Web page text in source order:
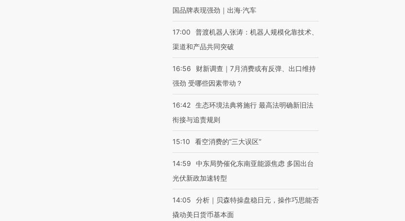
国品牌表现强劲｜出海·汽车
17:00
普渡机器人张涛：机器人规模化靠技术、
渠道和产品共同突破
16:56
财新调查｜7月消费或有反弹、出口维持
强劲 受哪些因素带动？
16:42 生态环境法典将施行 最高法明确新旧法
衔接与追责规则
15:10 看空消费的“三大误区”
14:59
中东局势催化东南亚能源焦虑 多国出台
光伏新政加速转型
14:05
分析｜贝森特操盘稳日元，操作巧思能否
撬动美日货币基本面